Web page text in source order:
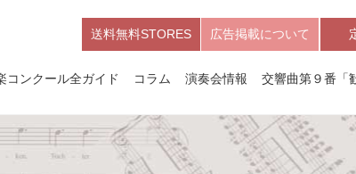
送料無料STORES 広告掲載について
コンクール全ガイド コラム 演奏会情報 交響曲第９番「